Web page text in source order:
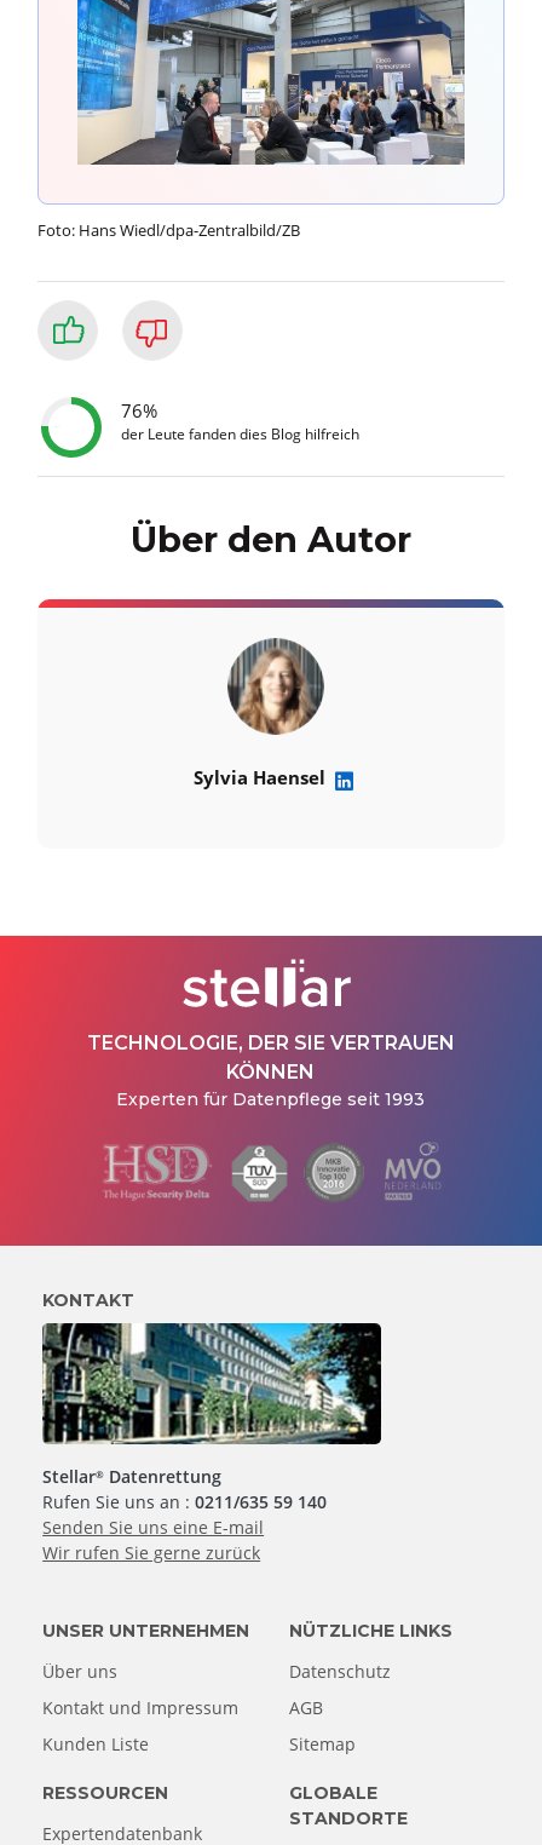
Foto: Hans Wiedl/dpa-Zentralbild/ZB
76%
der Leute fanden dies Blog hilfreich
Über den Autor
Sylvia Haensel
TECHNOLOGIE, DER SIE VERTRAUEN
KÖNNEN
Experten für Datenpflege seit 1993
KONTAKT
Stellar® Datenrettung
Rufen Sie uns an :0211/635 59 140
Senden Sie uns eine E-mail
Wir rufen Sie gerne zurück
UNSER UNTERNEHMEN
Über uns
Kontakt und Impressum
Kunden Liste
NÜTZLICHE LINKS
Datenschutz
AGB
Sitemap
RESSOURCEN
Expertendatenbank
GLOBALE
STANDORTE